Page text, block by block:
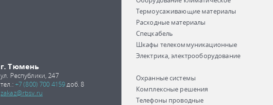
г. Тюмень
ул. Республики, 247
тел.: +7 (800) 700 4159доб. 8
zakaz@rbsv.ru
Термоусаживающие материалы
Расходные материалы
Спецкабель
Шкафы телекоммуникационные
Электрика, электрооборудование
Охранные системы
Комплексные решения
Телефоны проводные